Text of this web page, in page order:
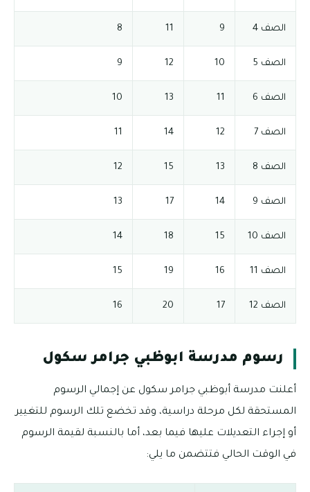
الصف 4 9
11
8
الصف 5 10
12
9
الصف 6 11
13
10
الصف 7 12
14
11
الصف 8 13
15
12
الصف 9 14
17
13
الصف 10 15
18
14
الصف 11 16
19
15
الصف 12 17
20
16
رسوم مدرسة ابوظبي جرامر سكول
أعلنت مدرسة أبوظبي جرامر سكول عن إجمالي الرسوم
المستحقة لكل مرحلة دراسية، وقد تخضع تلك الرسوم للتغيير
أو إجراء التعديلات عليها فيما بعد، أما بالنسبة لقيمة الرسوم
في الوقت الحالي فتتضمن ما يلي: